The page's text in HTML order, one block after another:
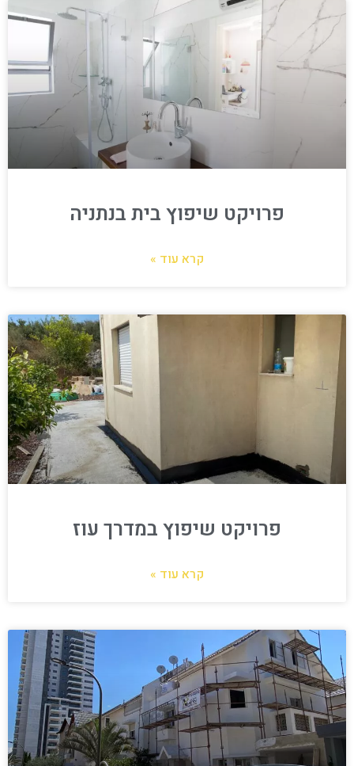
פרויקט שיפוץ בית בנתניה
קרא עוד »
פרויקט שיפוץ במדרך עוז
קרא עוד »